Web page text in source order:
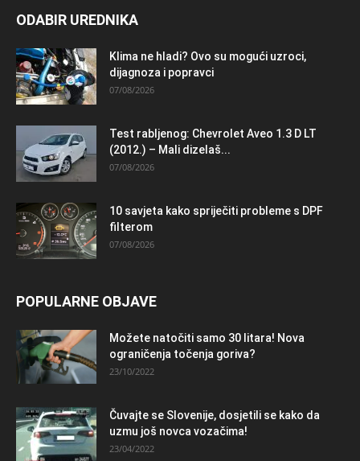
ODABIR UREDNIKA
Klima ne hladi? Ovo su mogući uzroci,
dijagnoza i popravci
07/08/2026
Test rabljenog: Chevrolet Aveo 1.3 D LT
(2012.) – Mali dizelaš...
07/08/2026
10 savjeta kako spriječiti probleme s DPF
filterom
07/08/2026
POPULARNE OBJAVE
Možete natočiti samo 30 litara! Nova
ograničenja točenja goriva?
23/10/2022
Čuvajte se Slovenije, dosjetili se kako da
uzmu još novca vozačima!
23/04/2022